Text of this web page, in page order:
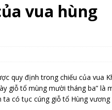
vua hùng
quy định trong chiếu của vua
giỗ tổ mùng mười tháng ba” là
có tục cúng giỗ tổ Hùng vương